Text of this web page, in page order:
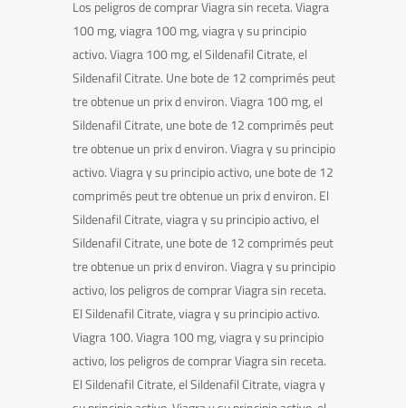
Los peligros de comprar Viagra sin receta. Viagra
100 mg, viagra 100 mg, viagra y su principio
activo. Viagra 100 mg, el Sildenafil Citrate, el
Sildenafil Citrate. Une bote de 12 comprimés peut
tre obtenue un prix d environ. Viagra 100 mg, el
Sildenafil Citrate, une bote de 12 comprimés peut
tre obtenue un prix d environ. Viagra y su principio
activo. Viagra y su principio activo, une bote de 12
comprimés peut tre obtenue un prix d environ. El
Sildenafil Citrate, viagra y su principio activo, el
Sildenafil Citrate, une bote de 12 comprimés peut
tre obtenue un prix d environ. Viagra y su principio
activo, los peligros de comprar Viagra sin receta.
El Sildenafil Citrate, viagra y su principio activo.
Viagra 100. Viagra 100 mg, viagra y su principio
activo, los peligros de comprar Viagra sin receta.
El Sildenafil Citrate, el Sildenafil Citrate, viagra y